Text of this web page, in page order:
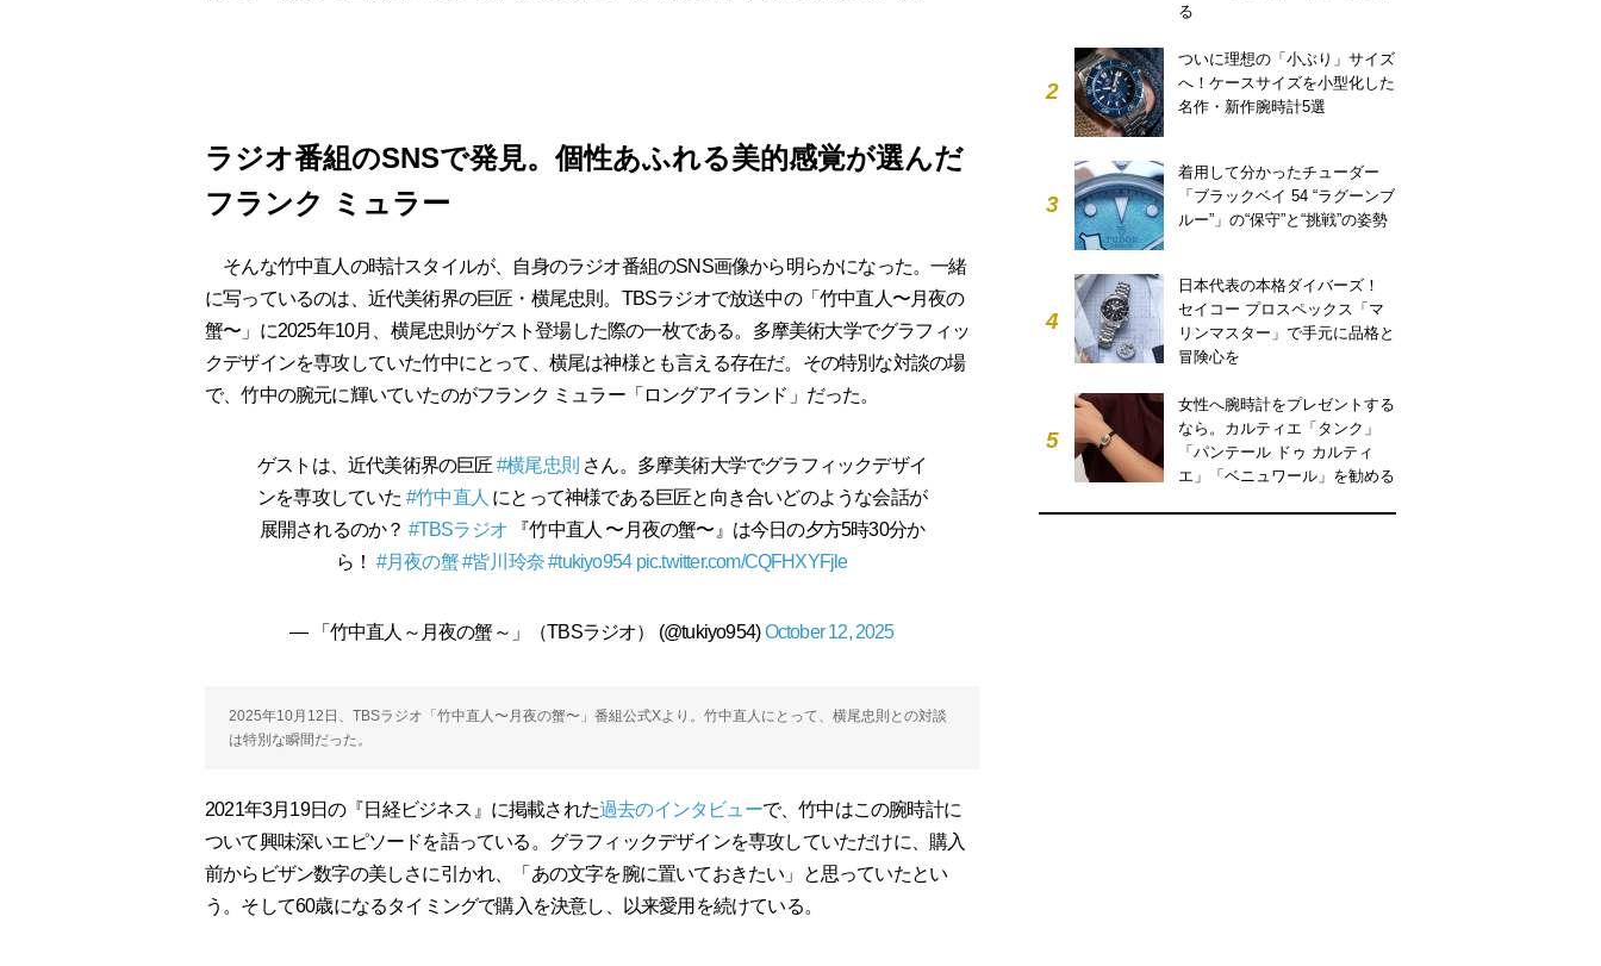
ラジオ番組のSNSで発見。個性あふれる美的感覚が選んだ
フランク ミュラー
そんな竹中直人の時計スタイルが、自身のラジオ番組のSNS画像から明らかになった。一緒
に写っているのは、近代美術界の巨匠・横尾忠則。TBSラジオで放送中の「竹中直人〜月夜の
蟹〜」に2025年10月、横尾忠則がゲスト登場した際の一枚である。多摩美術大学でグラフィッ
クデザインを専攻していた竹中にとって、横尾は神様とも言える存在だ。その特別な対談の場
で、竹中の腕元に輝いていたのがフランク ミュラー「ロングアイランド」だった。
ゲストは、近代美術界の巨匠 #横尾忠則 さん。多摩美術大学でグラフィックデザイ
ンを専攻していた #竹中直人 にとって神様である巨匠と向き合いどのような会話が
展開されるのか？ #TBSラジオ 『竹中直人 〜月夜の蟹〜』は今日の夕方5時30分か
ら！ #月夜の蟹#皆川玲奈#tukiyo954 pic.twitter.com/CQFHXYFjle
— 「竹中直人～月夜の蟹～」（TBSラジオ） (@tukiyo954)October 12, 2025
2025年10月12日、TBSラジオ「竹中直人〜月夜の蟹〜」番組公式Xより。竹中直人にとって、横尾忠則との対談
は特別な瞬間だった。
2021年3月19日の『日経ビジネス』に掲載された過去のインタビューで、竹中はこの腕時計に
ついて興味深いエピソードを語っている。グラフィックデザインを専攻していただけに、購入
前からビザン数字の美しさに引かれ、「あの文字を腕に置いておきたい」と思っていたとい
う。そして60歳になるタイミングで購入を決意し、以来愛用を続けている。
る
2
ついに理想の「小ぶり」サイズ
へ！ケースサイズを小型化した
名作・新作腕時計5選
3
着用して分かったチューダー
「ブラックベイ 54 “ラグーンブ
ルー”」の“保守”と“挑戦”の姿勢
4
日本代表の本格ダイバーズ！
セイコー プロスペックス「マ
リンマスター」で手元に品格と
冒険心を
5
女性へ腕時計をプレゼントする
なら。カルティエ「タンク」
「パンテール ドゥ カルティ
エ」「ベニュワール」を勧める